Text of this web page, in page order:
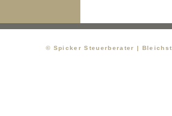
© Spicker Steuerberater |